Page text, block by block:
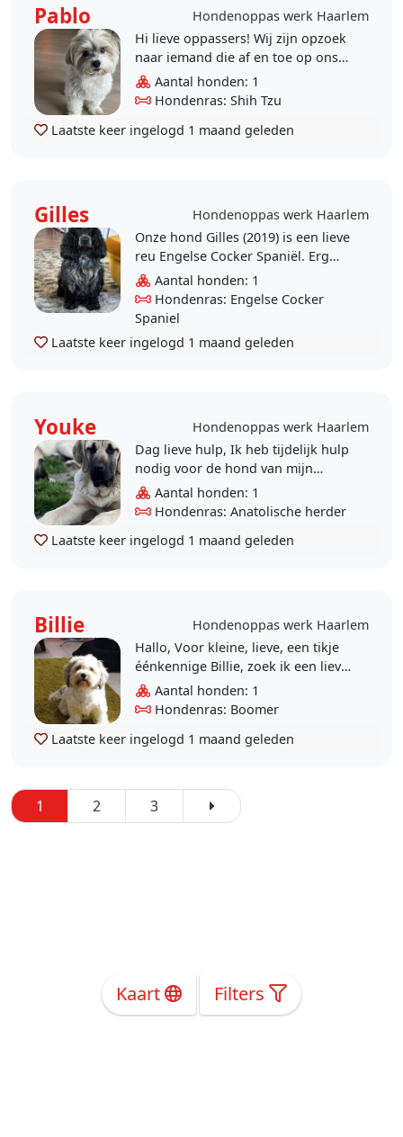
Pablo
Hondenoppas werk Haarlem
Hi lieve oppassers! Wij zijn opzoek
naar iemand die af en toe op ons
hondje Pablo wilt passen! Pablo is
een rustig hondje, is goed met..
Aantal honden: 1
Hondenras: Shih Tzu
Laatste keer ingelogd 1 maand geleden
Gilles
Hondenoppas werk Haarlem
Onze hond Gilles (2019) is een lieve
reu Engelse Cocker Spaniël. Erg
enthousiast en goed
gesocialiseerd. Gaat vrijwel altijd
goed met and..
Aantal honden: 1
Hondenras: Engelse Cocker
Spaniel
Laatste keer ingelogd 1 maand geleden
Youke
Hondenoppas werk Haarlem
Dag lieve hulp, Ik heb tijdelijk hulp
nodig voor de hond van mijn
moeder. Het is een lieve hond, heel
nieuwsgierig en moet ook wel even
Aantal honden: 1
Hondenras: Anatolische herder
Laatste keer ingelogd 1 maand geleden
Billie
Hondenoppas werk Haarlem
Hallo, Voor kleine, lieve, een tikje
éénkennige Billie, zoek ik een lieve,
rustige , (misschien oudere?) oppas
voor zo nu en dan. (bi..
Aantal honden: 1
Hondenras: Boomer
Laatste keer ingelogd 1 maand geleden
1 2 3
Kaart Filters